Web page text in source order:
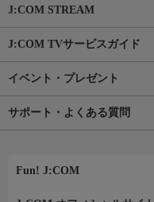
J:COM STREAM
J:COM TVサービスガイド
イベント・プレゼント
サポート・よくある質問
Fun! J:COM